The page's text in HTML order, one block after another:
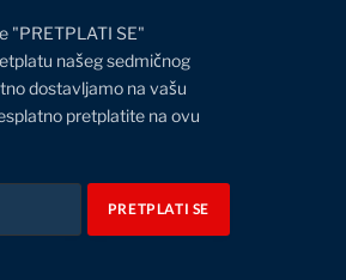
"PRETPLATI SE"
našeg sedmičnog
dostavljamo na vašu
pretplatite na ovu